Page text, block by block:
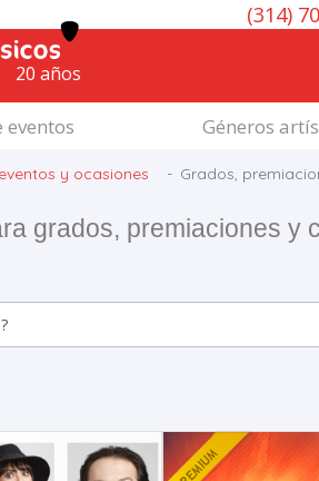
(314)
20 años
eventos Géneros
y ocasiones Grados,
grados, premiaciones y